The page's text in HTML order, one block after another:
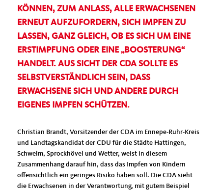
KÖNNEN, ZUM ANLASS, ALLE ERWACHSENEN
ERNEUT AUFZUFORDERN, SICH IMPFEN ZU
LASSEN, GANZ GLEICH, OB ES SICH UM EINE
ERSTIMPFUNG ODER EINE „BOOSTERUNG“
HANDELT. AUS SICHT DER CDA SOLLTE ES
SELBSTVERSTÄNDLICH SEIN, DASS
ERWACHSENE SICH UND ANDERE DURCH
EIGENES IMPFEN SCHÜTZEN.
Christian Brandt, Vorsitzender der CDA im Ennepe-Ruhr-Kreis
und Landtagskandidat der CDU für die Städte Hattingen,
Schwelm, Sprockhövel und Wetter, weist in diesem
Zusammenhang darauf hin, dass das Impfen von Kindern
offensichtlich ein geringes Risiko haben soll. Die CDA sieht
die Erwachsenen in der Verantwortung, mit gutem Beispiel